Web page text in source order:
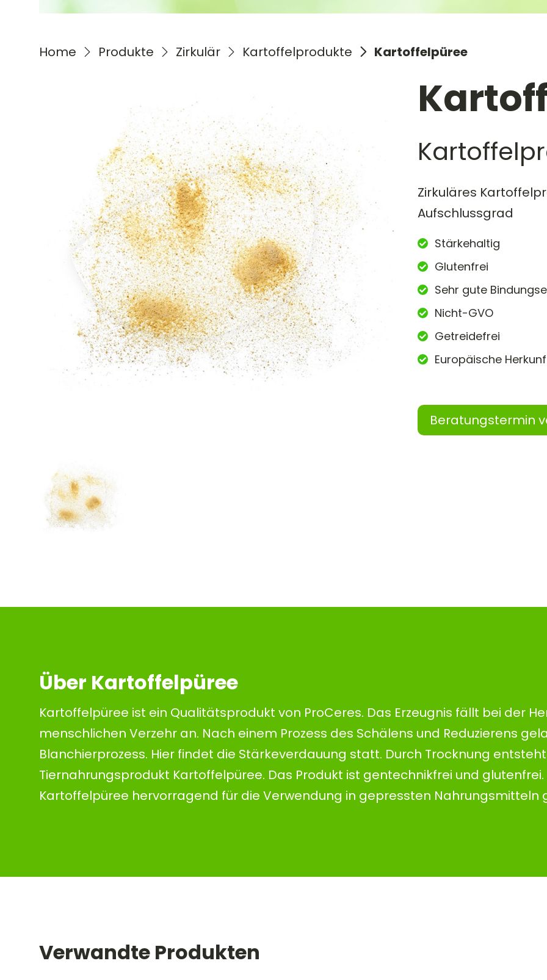
Home Produkte Zirkulär Kartoffelprodukte Kartoffelpüree
Zirkuläres
Aufschlussgrad
Stärkehaltig
Glutenfrei
Sehr gute
Nicht-GVO
Getreidefrei
Europäische
Beratungstermin
Über Kartoffelpüree
Kartoffelpüree ist ein Qualitätsprodukt von ProCeres. Das Erzeugnis fällt bei der
menschlichen Verzehr an. Nach einem Prozess des Schälens und Reduzierens
Blanchierprozess. Hier findet die Stärkeverdauung statt. Durch Trocknung
Tiernahrungsprodukt Kartoffelpüree. Das Produkt ist gentechnikfrei und
Kartoffelpüree hervorragend für die Verwendung in gepressten Nahrungsmitteln
Verwandte Produkten